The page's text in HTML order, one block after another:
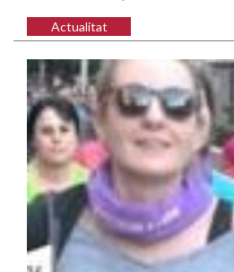
Actualitat